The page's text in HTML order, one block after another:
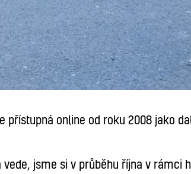
přístupná online od roku 2008 jako
jsme si v průběhu října v rámci